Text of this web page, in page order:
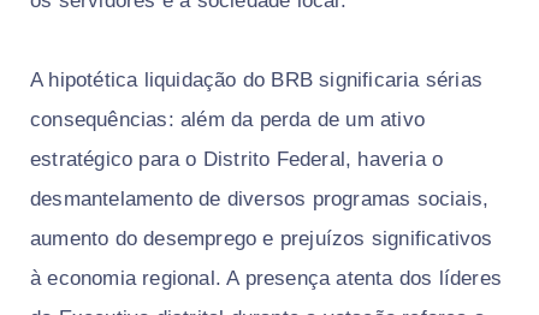
A hipotética liquidação do BRB significaria sérias
consequências: além da perda de um ativo
estratégico para o Distrito Federal, haveria o
desmantelamento de diversos programas sociais,
aumento do desemprego e prejuízos significativos
à economia regional. A presença atenta dos líderes